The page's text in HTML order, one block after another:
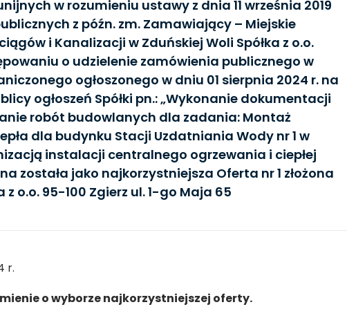
w rozumieniu ustawy z dnia 11 września 2019
z późn. zm. Zamawiający – Miejskie
i Kanalizacji w Zduńskiej Woli Spółka z o.o.
o udzielenie zamówienia publicznego w
ogłoszonego w dniu 01 sierpnia 2024 r. na
ogłoszeń Spółki pn.: „Wykonanie dokumentacji
robót budowlanych dla zadania: Montaż
dla budynku Stacji Uzdatniania Wody nr 1 w
instalacji centralnego ogrzewania i ciepłej
została jako najkorzystniejsza Oferta nr 1 złożona
z o.o. 95-100 Zgierz ul. 1-go Maja 65
r.
o wyborze najkorzystniejszej oferty.